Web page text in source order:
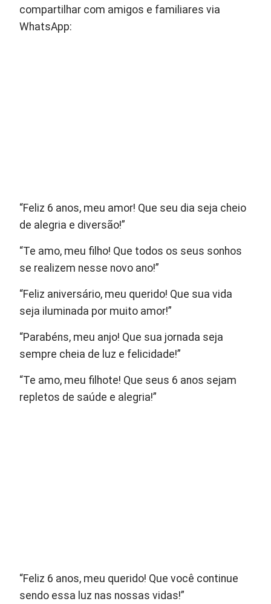
compartilhar com amigos e familiares via
WhatsApp:
“Feliz 6 anos, meu amor! Que seu dia seja cheio
de alegria e diversão!”
“Te amo, meu filho! Que todos os seus sonhos
se realizem nesse novo ano!”
“Feliz aniversário, meu querido! Que sua vida
seja iluminada por muito amor!”
“Parabéns, meu anjo! Que sua jornada seja
sempre cheia de luz e felicidade!”
“Te amo, meu filhote! Que seus 6 anos sejam
repletos de saúde e alegria!”
“Feliz 6 anos, meu querido! Que você continue
sendo essa luz nas nossas vidas!”